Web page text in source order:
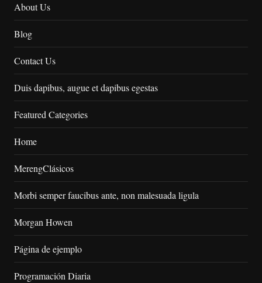
About Us
Blog
Contact Us
Duis dapibus, augue et dapibus egestas
Featured Categories
Home
MerengClásicos
Morbi semper faucibus ante, non malesuada ligula
Morgan Howen
Página de ejemplo
Programación Diaria